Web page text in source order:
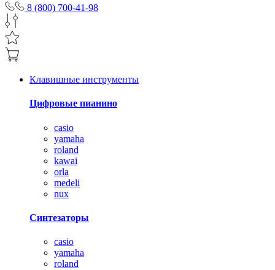
8 (800) 700-41-98
Клавишные инструменты
Цифровые пианино
casio
yamaha
roland
kawai
orla
medeli
nux
Синтезаторы
casio
yamaha
roland